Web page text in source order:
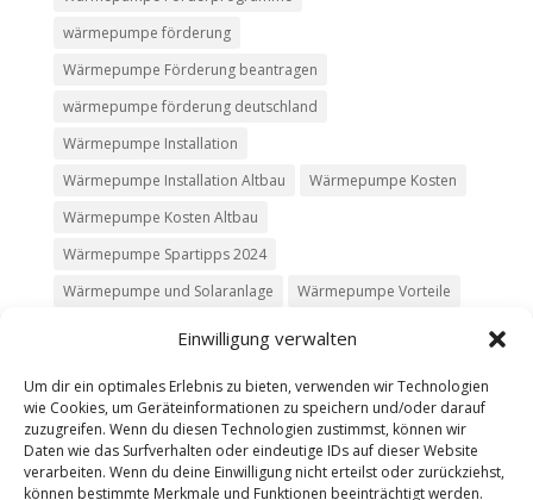
Einwilligung verwalten
Um dir ein optimales Erlebnis zu bieten, verwenden wir Technologien
wie Cookies, um Geräteinformationen zu speichern und/oder darauf
zuzugreifen. Wenn du diesen Technologien zustimmst, können wir
Daten wie das Surfverhalten oder eindeutige IDs auf dieser Website
verarbeiten. Wenn du deine Einwilligung nicht erteilst oder zurückziehst,
können bestimmte Merkmale und Funktionen beeinträchtigt werden.
wärmepumpe förderung
Wärmepumpe Förderung beantragen
wärmepumpe förderung deutschland
Wärmepumpe Installation
Wärmepumpe Installation Altbau
Wärmepumpe Kosten
Wärmepumpe Kosten Altbau
Wärmepumpe Spartipps 2024
Wärmepumpe und Solaranlage
Wärmepumpe Vorteile
Kontakt Impressum
Datenschutz
Werbung buchen
AGB